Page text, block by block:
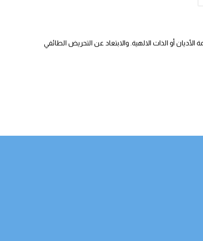
أو الذات الالهية. والابتعاد عن التحريض الطائفي